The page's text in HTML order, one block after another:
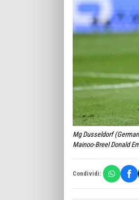
Mg Dusseldorf
Mainoo-Breel Donald
Condividi: